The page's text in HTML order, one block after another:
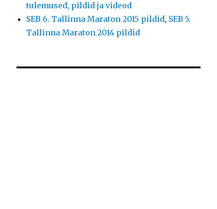
tulemused, pildid ja videod
SEB 6. Tallinna Maraton 2015 pildid, SEB 5.
Tallinna Maraton 2014 pildid